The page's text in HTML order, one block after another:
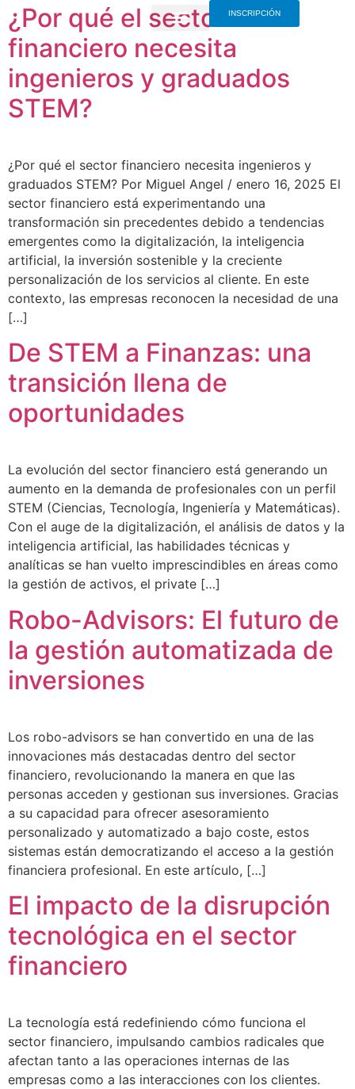
INSCRIPCIÓN
¿Por qué el sector
financiero necesita
ingenieros y graduados
STEM?
¿Por qué el sector financiero necesita ingenieros y
graduados STEM? Por Miguel Angel / enero 16, 2025 El
sector financiero está experimentando una
transformación sin precedentes debido a tendencias
emergentes como la digitalización, la inteligencia
artificial, la inversión sostenible y la creciente
personalización de los servicios al cliente. En este
contexto, las empresas reconocen la necesidad de una
[…]
De STEM a Finanzas: una
transición llena de
oportunidades
La evolución del sector financiero está generando un
aumento en la demanda de profesionales con un perfil
STEM (Ciencias, Tecnología, Ingeniería y Matemáticas).
Con el auge de la digitalización, el análisis de datos y la
inteligencia artificial, las habilidades técnicas y
analíticas se han vuelto imprescindibles en áreas como
la gestión de activos, el private […]
Robo-Advisors: El futuro de
la gestión automatizada de
inversiones
Los robo-advisors se han convertido en una de las
innovaciones más destacadas dentro del sector
financiero, revolucionando la manera en que las
personas acceden y gestionan sus inversiones. Gracias
a su capacidad para ofrecer asesoramiento
personalizado y automatizado a bajo coste, estos
sistemas están democratizando el acceso a la gestión
financiera profesional. En este artículo, […]
El impacto de la disrupción
tecnológica en el sector
financiero
La tecnología está redefiniendo cómo funciona el
sector financiero, impulsando cambios radicales que
afectan tanto a las operaciones internas de las
empresas como a las interacciones con los clientes.